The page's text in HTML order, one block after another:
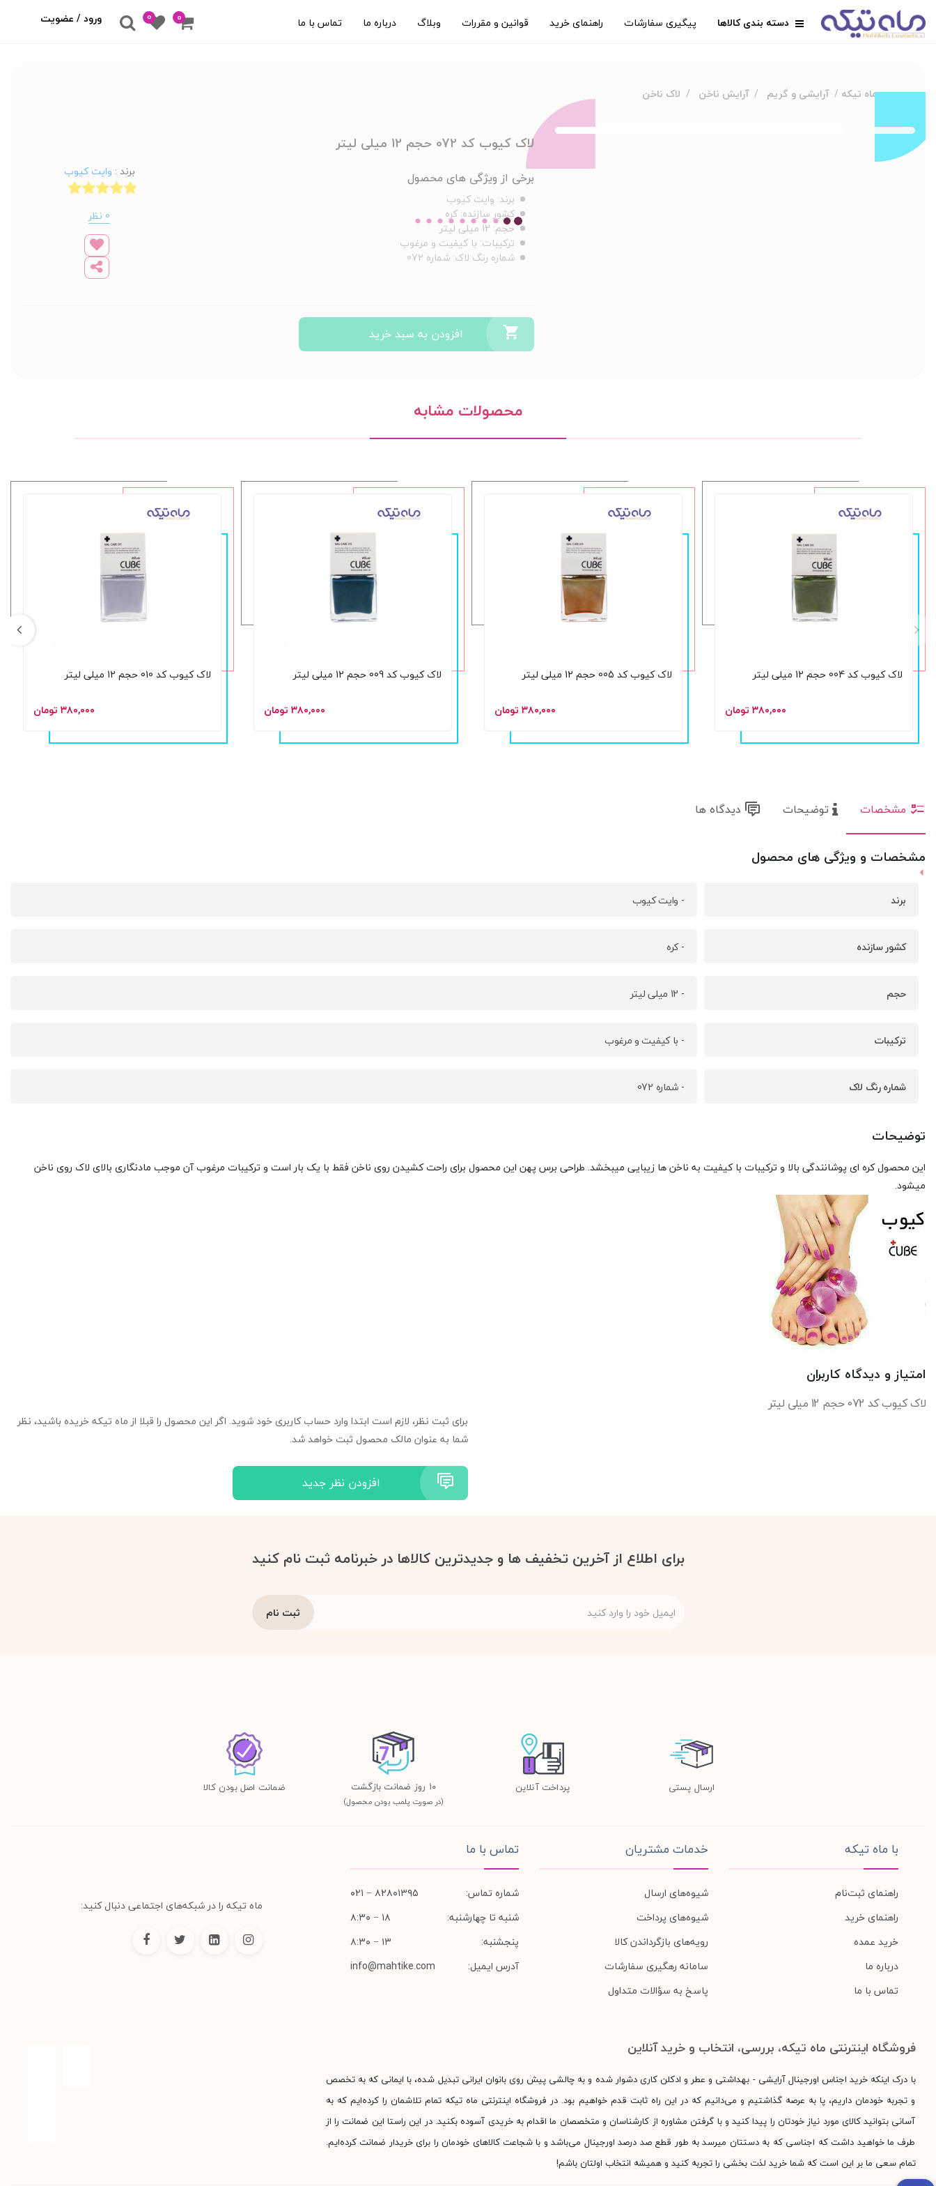
دسته بندی کالاها پیگیری سفارشات راهنمای خرید قوانین و مقررات وبلاگ درباره ما تماس با ما ۰ 0 ورود / عضویت
ماه تیکه آرایشی و گریم آرایش ناخن لاک ناخن
لاک کیوب کد 072 حجم 12 میلی لیتر
برخی از ویژگی های محصول
برند: وایت کیوب
کشور سازنده:کره
حجم: 12 میلی لیتر
ترکیبات: با کیفیت و مرغوب
شماره رنگ لاک:شماره 072
برند : وایت کیوب
0 نظر
افزودن به سبد خرید
محصولات مشابه
لاک کیوب کد 004 حجم 12 میلی لیتر
۳۸۰,۰۰۰ تومان
لاک کیوب کد 005 حجم 12 میلی لیتر
۳۸۰,۰۰۰ تومان
لاک کیوب کد 009 حجم 12 میلی لیتر
۳۸۰,۰۰۰ تومان
لاک کیوب کد 010 حجم 12 میلی لیتر
۳۸۰,۰۰۰ تومان
مشخصات توضیحات دیدگاه ها
مشخصات و ویژگی های محصول
برند - وایت کیوب
کشور سازنده - کره
حجم - 12 میلی لیتر
ترکیبات - با کیفیت و مرغوب
شماره رنگ لاک - شماره 072
توضیحات
این محصول کره ای پوشانندگی بالا و ترکیبات با کیفیت به ناخن ها زیبایی میبخشد. طراحی برس پهن این محصول برای راحت کشیدن روی ناخن فقط با یک بار است و ترکیبات مرغوب آن موجب مادنگاری بالای لاک روی ناخن
میشود.
امتیاز و دیدگاه کاربران
لاک کیوب کد 072 حجم 12 میلی لیتر
برای ثبت نظر، لازم است ابتدا وارد حساب کاربری خود شوید. اگر این محصول را قبلا از ماه تیکه خریده باشید، نظر
شما به عنوان مالک محصول ثبت خواهد شد.
افزودن نظر جدید
برای اطلاع از آخرین تخفیف ها و جدیدترین کالاها در خبرنامه ثبت نام کنید
ارسال پستی پرداخت آنلاین ١٠ روز ضمانت بازگشت
(در صورت پلمب بودن محصول)
ضمانت اصل بودن کالا
با ماه تیکه
راهنمای ثبت‌نام
راهنمای خرید
خرید عمده
درباره ما
تماس با ما
خدمات مشتریان
شیوه‌های ارسال
شیوه‌های پرداخت
رویه‌های بازگرداندن کالا
سامانه رهگیری سفارشات
پاسخ به سؤالات متداول
تماس با ما
شماره تماس:
۸۲۸۰۱۳۹۵ − ۰۲۱
شنبه تا چهارشنبه:
۱۸ − ۸:۳۰
پنجشنبه:
۱۳ − ۸:۳۰
آدرس ایمیل:
info@mahtike.com
ماه تیکه را در شبکه‌های اجتماعی دنبال کنید:
فروشگاه اینترنتی ماه تیکه، بررسی، انتخاب و خرید آنلاین
با درک اینکه خرید اجناس اورجینال آرایشی - بهداشتی و عطر و ادکلن کاری دشوار شده و به چالشی پیش روی بانوان ایرانی تبدیل شده، با ایمانی که به تخصص
و تجربه خودمان داریم، پا به عرصه گذاشتیم و می‌دانیم که در این راه ثابت قدم خواهیم بود. در فروشگاه اینترنتی ماه تیکه تمام تلاشمان را کرده‌ایم که به
آسانی بتوانید کالای مورد نیاز خودتان را پیدا کنید و با گرفتن مشاوره از کارشناسان و متخصصان ما اقدام به خریدی آسوده بکنید. در این راستا این ضمانت را از
طرف ما خواهید داشت که اجناسی که به دستتان میرسد به طور قطع صد درصد اورجینال می‌باشد و با شجاعت کالاهای خودمان را برای خریدار ضمانت کرده‌ایم.
تمام سعی ما بر این است که شما خرید لذت بخشی را تجربه کنید و همیشه انتخاب اولتان باشم!